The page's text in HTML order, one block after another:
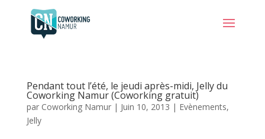
Pendant tout l’été, le jeudi après-midi, Jelly du
Coworking Namur (Coworking gratuit)
par Coworking Namur| Juin 10, 2013 | Evènements,
Jelly